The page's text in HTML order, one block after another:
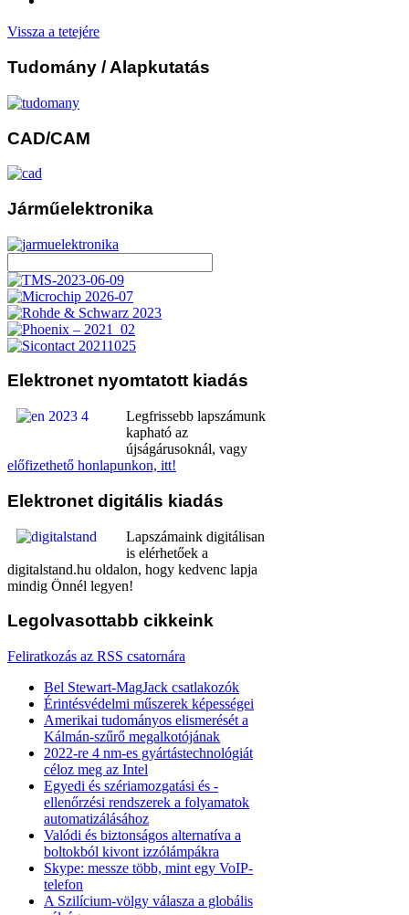
Vissza a tetejére
Tudomány / Alapkutatás
CAD/CAM
Járműelektronika
Elektronet nyomtatott kiadás
Legfrissebb lapszámunk
kapható az
újságárusoknál, vagy
előfizethető honlapunkon, itt!
Elektronet digitális kiadás
Lapszámaink digitálisan
is elérhetőek a
digitalstand.hu oldalon, hogy kedvenc lapja
mindig Önnél legyen!
Legolvasottabb cikkeink
Feliratkozás az RSS csatornára
Bel Stewart-MagJack csatlakozók
Érintésvédelmi műszerek képességei
Amerikai tudományos elismerését a
Kálmán-szűrő megalkotójának
2022-re 4 nm-es gyártástechnológiát
céloz meg az Intel
Egyedi és szériamozgatási és -
ellenőrzési rendszerek a folyamatok
automatizálásához
Valódi és biztonságos alternatíva a
boltokból kivont izzólámpákra
Skype: messze több, mint egy VoIP-
telefon
A Szilícium-völgy válasza a globális